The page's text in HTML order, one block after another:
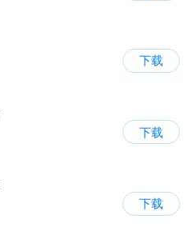
下载
下载
下载